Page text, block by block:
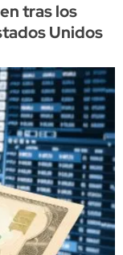
tras los
Unidos